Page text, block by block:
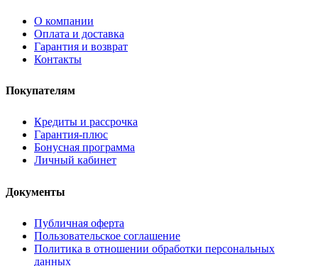
О компании
Оплата и доставка
Гарантия и возврат
Контакты
Покупателям
Кредиты и рассрочка
Гарантия-плюс
Бонусная программа
Личный кабинет
Документы
Публичная оферта
Пользовательское соглашение
Политика в отношении обработки персональных
данных